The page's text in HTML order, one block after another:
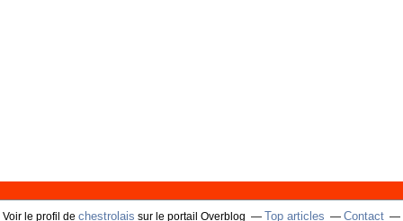
Voir le profil de chestrolais sur le portail Overblog Top articles Contact